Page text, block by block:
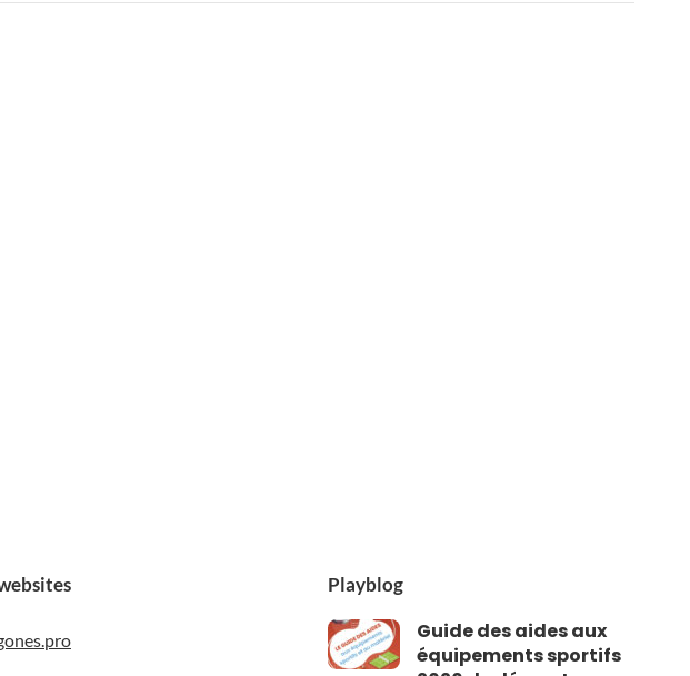
Playblog
Guide des aides aux
équipements sportifs